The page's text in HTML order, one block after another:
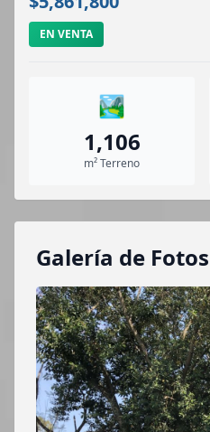
EN VENTA
🏞️
1,106
m² Terreno
Galería de Fotos